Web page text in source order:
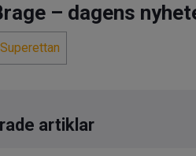
– dagens
Superettan
artiklar